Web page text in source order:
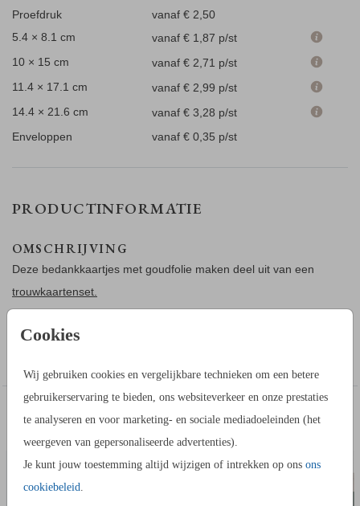
Cookies
Wij gebruiken cookies en vergelijkbare technieken om een betere
gebruikerservaring te bieden, ons websiteverkeer en onze prestaties
te analyseren en voor marketing- en sociale mediadoeleinden (het
weergeven van gepersonaliseerde advertenties).
Je kunt jouw toestemming altijd wijzigen of intrekken op ons ons
cookiebeleid
Proefdruk
vanaf € 2,50
5.4 × 8.1 cm
vanaf € 1,87 p/st
10 × 15 cm
vanaf € 2,71 p/st
11.4 × 17.1 cm
vanaf € 2,99 p/st
14.4 × 21.6 cm
vanaf € 3,28 p/st
Enveloppen
vanaf € 0,35 p/st
PRODUCTINFORMATIE
OMSCHRIJVING
Deze bedankkaartjes met goudfolie maken deel uit van een
trouwkaartenset.
OVER HET TOUWTJE
Een touwtje is optioneel en extra bij de kaarten te bestellen.
Je kunt bij je proefdruk een bosjetouwbestellen zodat je thuis
kunt kijken hoe dit kaartje met touwtje er uit ziet.
HOE WERKT HET?
IN DEZELFDE STIJL KUN JE DIT OOK
BESTELLEN